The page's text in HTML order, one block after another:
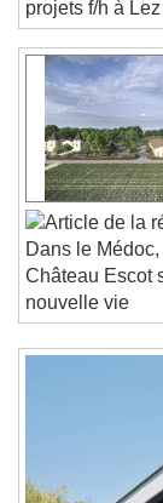
Video
Play
Play
Unmute
Current
Duration
Loaded
Stream
Seek
projets f/h à
Dans le Médoc,
Château Escot
nouvelle vie